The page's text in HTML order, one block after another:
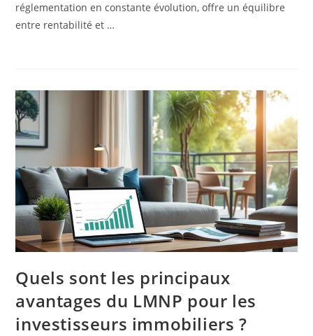
réglementation en constante évolution, offre un équilibre
entre rentabilité et …
Quels sont les principaux
avantages du LMNP pour les
investisseurs immobiliers ?